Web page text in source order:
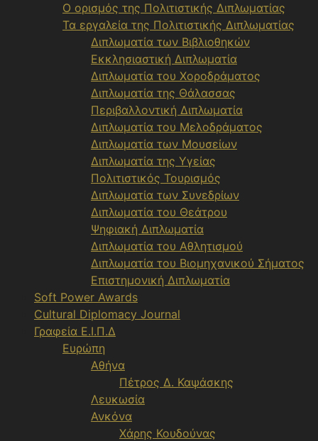
Ο ορισμός της Πολιτιστικής Διπλωματίας
Τα εργαλεία της Πολιτιστικής Διπλωματίας
Διπλωματία των Βιβλιοθηκών
Εκκλησιαστική Διπλωματία
Διπλωματία του Χοροδράματος
Διπλωματία της Θάλασσας
Περιβαλλοντική Διπλωματία
Διπλωματία του Μελοδράματος
Διπλωματία των Μουσείων
Διπλωματία της Υγείας
Πολιτιστικός Τουρισμός
Διπλωματία των Συνεδρίων
Διπλωματία του Θεάτρου
Ψηφιακή Διπλωματία
Διπλωματία του Αθλητισμού
Διπλωματία του Βιομηχανικού Σήματος
Επιστημονική Διπλωματία
Soft Power Awards
Cultural Diplomacy Journal
Γραφεία Ε.Ι.Π.Δ
Ευρώπη
Αθήνα
Πέτρος Δ. Καψάσκης
Λευκωσία
Ανκόνα
Χάρης Κουδούνας